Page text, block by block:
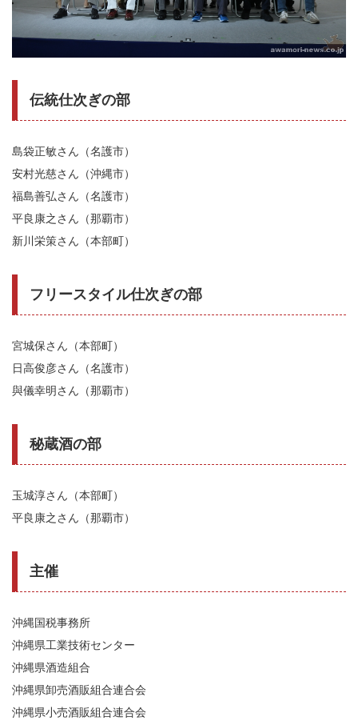
伝統仕次ぎの部
島袋正敏さん（名護市）
安村光慈さん（沖縄市）
福島善弘さん（名護市）
平良康之さん（那覇市）
新川栄策さん（本部町）
フリースタイル仕次ぎの部
宮城保さん（本部町）
日高俊彦さん（名護市）
與儀幸明さん（那覇市）
秘蔵酒の部
玉城淳さん（本部町）
平良康之さん（那覇市）
主催
沖縄国税事務所
沖縄県工業技術センター
沖縄県酒造組合
沖縄県卸売酒販組合連合会
沖縄県小売酒販組合連合会